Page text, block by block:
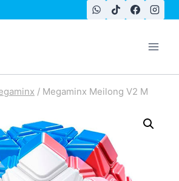
/ Megaminx Meilong V2 M